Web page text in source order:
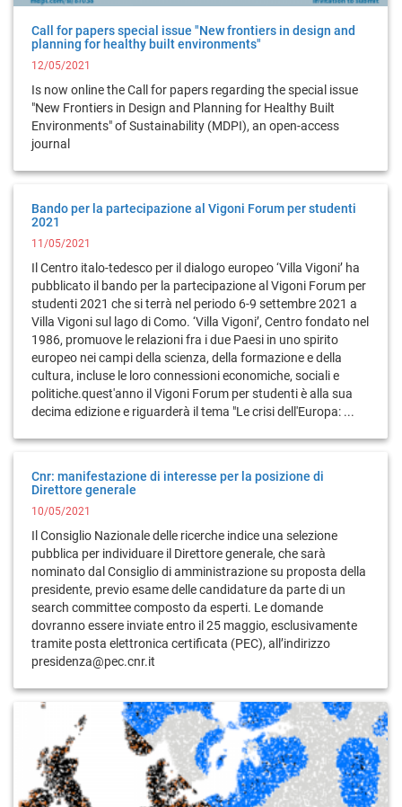
Call for papers special issue "New frontiers in design and
planning for healthy built environments"
12/05/2021
Is now online the Call for papers regarding the special issue
"New Frontiers in Design and Planning for Healthy Built
Environments" of Sustainability (MDPI), an open-access
journal
Bando per la partecipazione al Vigoni Forum per studenti
2021
11/05/2021
Il Centro italo-tedesco per il dialogo europeo ‘Villa Vigoni’ ha
pubblicato il bando per la partecipazione al Vigoni Forum per
studenti 2021 che si terrà nel periodo 6-9 settembre 2021 a
Villa Vigoni sul lago di Como. ‘Villa Vigoni’, Centro fondato nel
1986, promuove le relazioni fra i due Paesi in uno spirito
europeo nei campi della scienza, della formazione e della
cultura, incluse le loro connessioni economiche, sociali e
politiche.quest'anno il Vigoni Forum per studenti è alla sua
decima edizione e riguarderà il tema "Le crisi dell'Europa: ...
Cnr: manifestazione di interesse per la posizione di
Direttore generale
10/05/2021
Il Consiglio Nazionale delle ricerche indice una selezione
pubblica per individuare il Direttore generale, che sarà
nominato dal Consiglio di amministrazione su proposta della
presidente, previo esame delle candidature da parte di un
search committee composto da esperti. Le domande
dovranno essere inviate entro il 25 maggio, esclusivamente
tramite posta elettronica certificata (PEC), all’indirizzo
presidenza@pec.cnr.it